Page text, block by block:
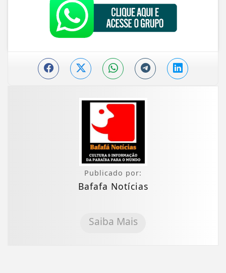
Publicado por:
Bafafa Notícias
Saiba Mais